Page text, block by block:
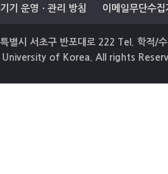
기 운영ㆍ관리 방침 이메일무단수집
별시 서초구 반포대로 222 Tel. 학적/
of Korea. All rights